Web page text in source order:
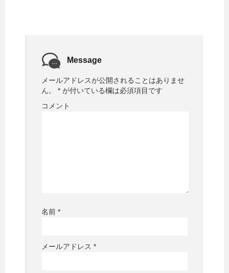
Message
メールアドレスが公開されることはありませ
ん。
* が付いている欄は必須項目です
コメント
名前 *
メールアドレス *